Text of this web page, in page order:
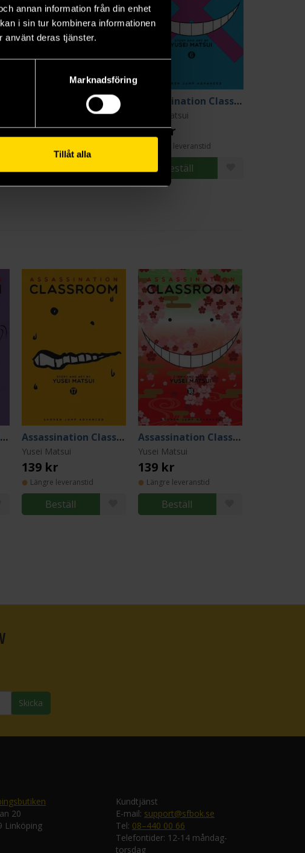
annan information från din enhet
i sin tur kombinera informationen
använt deras tjänster.
Marknadsföring
Tillåt alla
Assassination Classroom Vol 5
139 kr
Assassination Classroom Vol 6
Yusei Matsui
139 kr
Längre leveranstid
Beställ
Assassination Classroom Vol 15 Assassination Classroom Vol 17
Yusei Matsui
139 kr
Längre leveranstid
Beställ
Assassination Classroom Vol 18
Yusei Matsui
139 kr
Längre leveranstid
Beställ
Skicka
20
Linköping
Kundtjänst
E-mail: support@sfbok.se
Tel: 08–440 00 66
Telefontider: 12-14 måndag-
torsdag